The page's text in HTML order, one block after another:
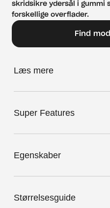
skridsikre ydersål i gummi
forskellige overflader.
Find
Læs mere
Super Features
Egenskaber
Størrelsesguide